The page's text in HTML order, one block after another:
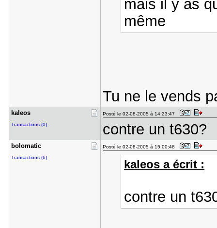
mais il y as
même
Tu ne le vends
kaleos
Transactions (0)
Posté le 02-08-2005 à 14:23:47
contre un t630?
bolomatic
Transactions (6)
Posté le 02-08-2005 à 15:00:48
kaleos a écrit :
contre un